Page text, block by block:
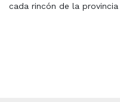
cada rincón de la provincia